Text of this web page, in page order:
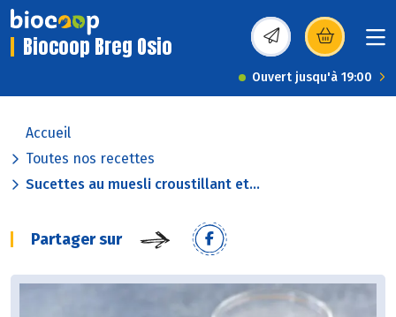
Biocoop Breg Osio (s’ouvre dans une
Ouvert jusqu'à 19:00
Accueil
Toutes nos recettes
Sucettes au muesli croustillant et...
Partager sur